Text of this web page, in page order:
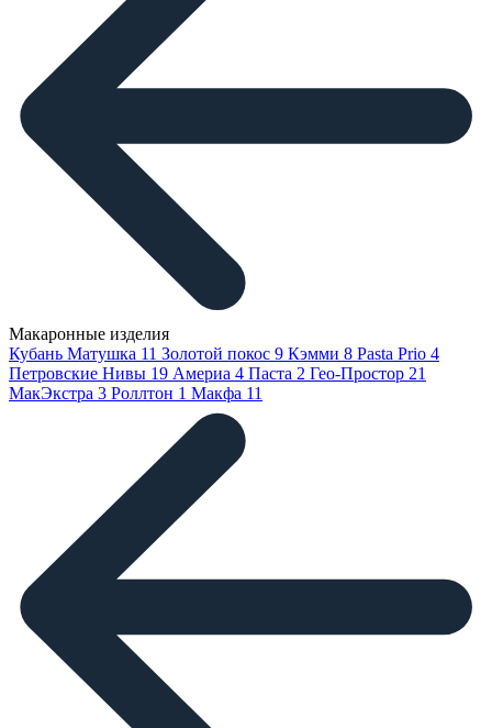
Макаронные изделия
Кубань Матушка 11 Золотой покос 9 Кэмми 8 Pasta Prio 4
Петровские Нивы 19 Америа 4 Паста 2 Гео-Простор 21
МакЭкстра 3 Роллтон 1 Макфа 11